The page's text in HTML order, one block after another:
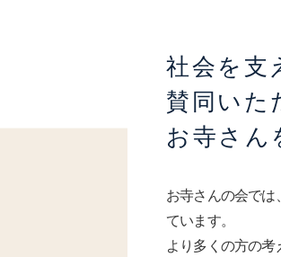
社会を支
賛同いた
お寺さん
お寺さんの会では
ています。
より多くの方の